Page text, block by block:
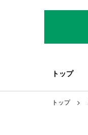
トップ
トップ